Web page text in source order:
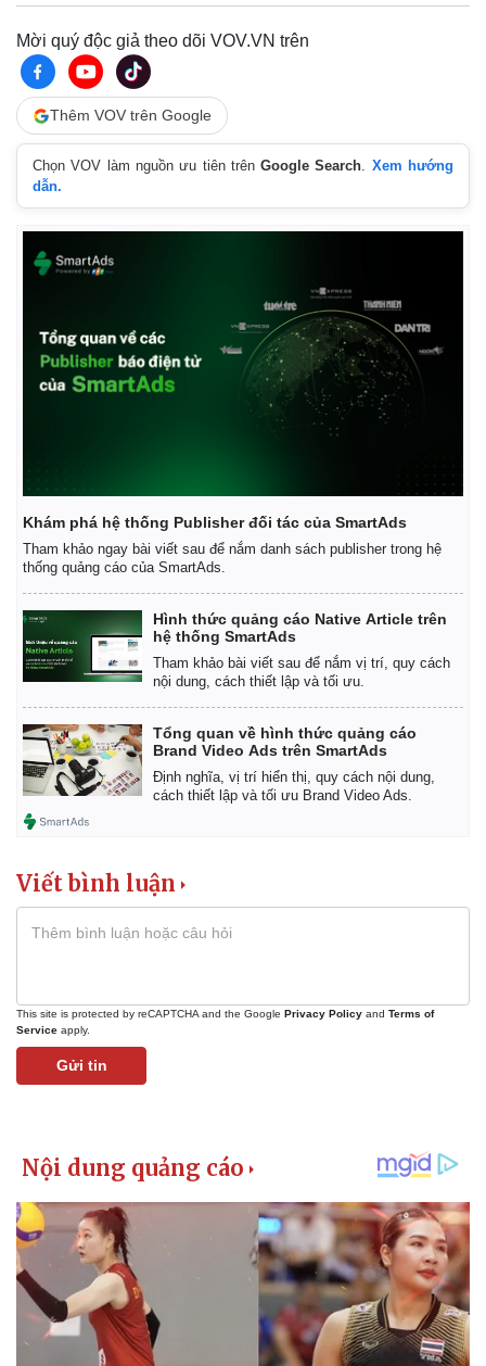
Kinh tế
Bất động sản
Khởi nghiệp
Thị trường
Giá vàng
Tiêu dùng
Tỷ giá
Mời quý độc giả theo dõi VOV.VN trên
Thêm VOV trên Google
Chọn VOV làm nguồn ưu tiên trênGoogle Search. Xem hướng
dẫn.
Khám phá hệ thống Publisher đối tác của SmartAds
Tham khảo ngay bài viết sau để nắm danh sách publisher trong hệ
thống quảng cáo của SmartAds.
Hình thức quảng cáo Native Article trên
hệ thống SmartAds
Tham khảo bài viết sau để nắm vị trí, quy cách
nội dung, cách thiết lập và tối ưu.
Tổng quan về hình thức quảng cáo
Brand Video Ads trên SmartAds
Định nghĩa, vị trí hiển thị, quy cách nội dung,
cách thiết lập và tối ưu Brand Video Ads.
Viết bình luận
This site is protected by reCAPTCHA and the Google Privacy Policy and Terms of
Service apply.
Gửi tin